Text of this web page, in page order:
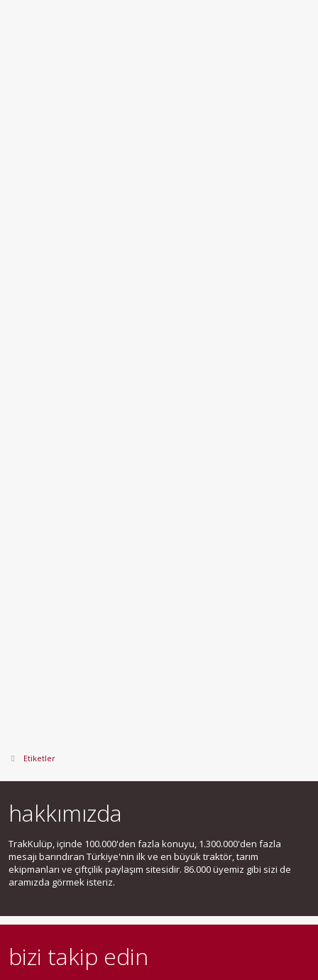
Etiketler
hakkımızda
TrakKulüp, içinde 100.000'den fazla konuyu, 1.300.000'den fazla
mesajı barındıran Türkiye'nin ilk ve en büyük traktör, tarım
ekipmanları ve çiftçilik paylaşım sitesidir. 86.000 üyemiz gibi sizi de
aramızda görmek isteriz.
bizi takip edin